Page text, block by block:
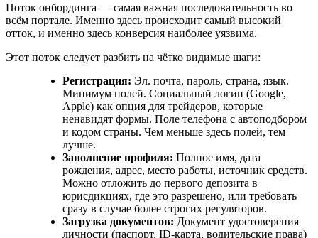
Поток онбординга — самая важная последовательность во
всём портале. Именно здесь происходит самый высокий
отток, и именно здесь конверсия наиболее уязвима.
Этот поток следует разбить на чётко видимые шаги:
Регистрация: Эл. почта, пароль, страна, язык.
Минимум полей. Социальный логин (Google,
Apple) как опция для трейдеров, которые
ненавидят формы. Поле телефона с автоподбором
и кодом страны. Чем меньше здесь полей, тем
лучше.
Заполнение профиля: Полное имя, дата
рождения, адрес, место работы, источник средств.
Можно отложить до первого депозита в
юрисдикциях, где это разрешено, или требовать
сразу в случае более строгих регуляторов.
Загрузка документов: Документ удостоверения
личности (паспорт, ID-карта, водительские права)